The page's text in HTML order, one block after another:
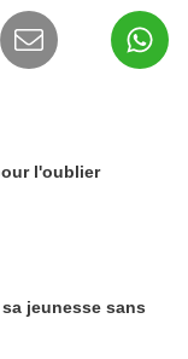
l'oublier
jeunesse sans